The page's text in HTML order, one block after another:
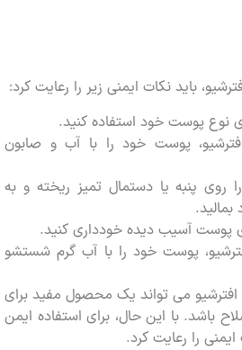
نکات ایمنی زیر را رعایت کرد:
پوست خود استفاده کنید.
پوست خود را با آب و صابون
پنبه یا دستمال تمیز ریخته و به
آسیب دیده خودداری کنید.
پوست خود را با آب گرم شستشو
می تواند یک محصول مفید برای
با این حال، برای استفاده ایمن
را رعایت کرد.